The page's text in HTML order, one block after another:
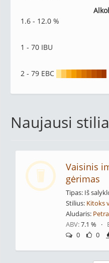
1.6 - 12.0 %
1 - 70 IBU
2 - 79 EBC
Naujausi
Vaisinis
gėrimas
Tipas: Iš
Stilius: Kitoks
Aludaris:
ABV:7.1 % ·
0
0